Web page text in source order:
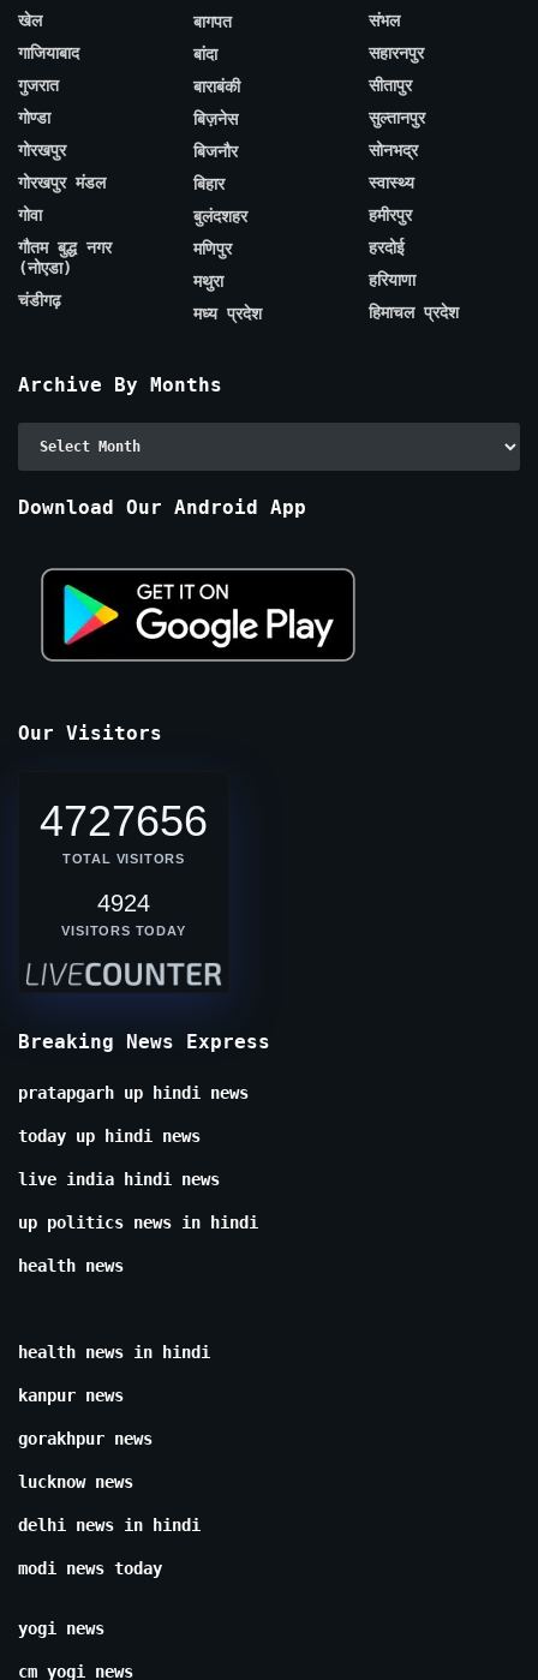
खेल
गाजियाबाद
गुजरात
गोण्डा
गोरखपुर
गोरखपुर मंडल
गोवा
गौतम बुद्ध नगर
(नोएडा)
चंडीगढ़
बागपत
बांदा
बाराबंकी
बिज़नेस
बिजनौर
बिहार
बुलंदशहर
मणिपुर
मथुरा
मध्य प्रदेश
संभल
सहारनपुर
सीतापुर
सुल्तानपुर
सोनभद्र
स्वास्थ्य
हमीरपुर
हरदोई
हरियाणा
हिमाचल प्रदेश
Archive By Months
Download Our Android App
Our Visitors
4727656
TOTAL VISITORS
4924
VISITORS TODAY
Breaking News Express
pratapgarh up hindi news
today up hindi news
live india hindi news
up politics news in hindi
health news
health news in hindi
kanpur news
gorakhpur news
lucknow news
delhi news in hindi
modi news today
yogi news
cm yogi news